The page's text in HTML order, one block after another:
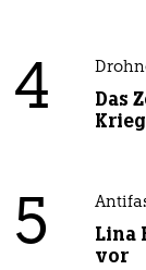
4
Das
5
Lina
vor